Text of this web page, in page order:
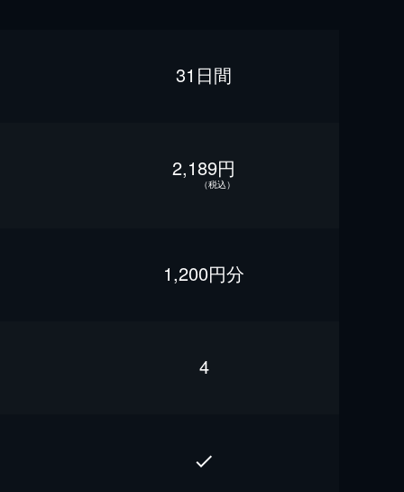
31日間
2,189円
（税込）
1,200円分
4